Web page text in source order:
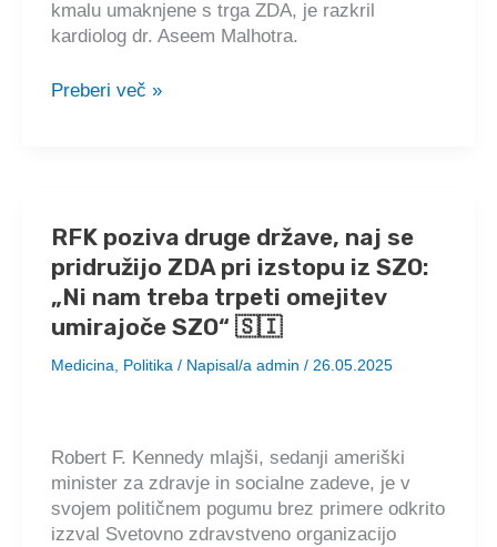
kmalu umaknjene s trga ZDA, je razkril
kardiolog dr. Aseem Malhotra.
Notranji
časa
je,
kdaj
bodo
proti
s
trga“
🇸🇮
Preberi več »
RFK poziva druge države, naj se
pridružijo ZDA pri izstopu iz SZO:
„Ni nam treba trpeti omejitev
umirajoče SZO“ 🇸🇮
Medicina Politika / Napisal/a admin / 26.05.2025
Robert F. Kennedy mlajši, sedanji ameriški
minister za zdravje in socialne zadeve, je v
svojem političnem pogumu brez primere odkrito
izzval Svetovno zdravstveno organizacijo